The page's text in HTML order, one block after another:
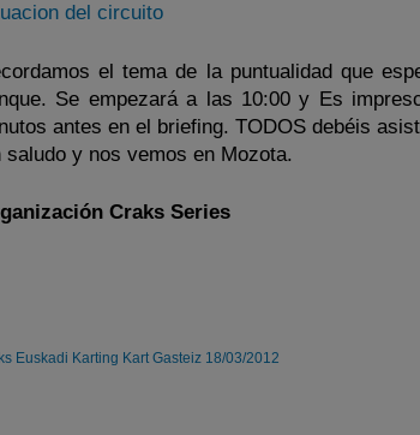
del circuito
el tema de la puntualidad que
Se empezará a las 10:00 y Es
antes en el briefing. TODOS debéis
saludo y nos vemos en Mozota.
Craks Series
Euskadi Karting Kart Gasteiz 18/03/2012